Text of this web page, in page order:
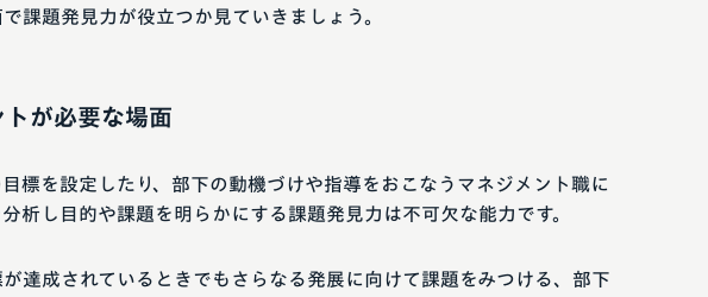
課題発見力が役立つか見ていきましょう。
トが必要な場面
標を設定したり、部下の動機づけや指導をおこなうマネジメント職に
析し目的や課題を明らかにする課題発見力は不可欠な能力です。
達成されているときでもさらなる発展に向けて課題をみつける、部下